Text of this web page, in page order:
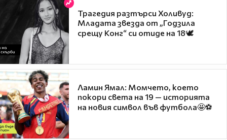
Трагедия разтърси Холивуд:
Младата звезда от „Годзила
срещу Конг“ си отиде на 18🕊️
Ламин Ямал: Момчето, което
покори света на 19 — историята
на новия символ във футбола🤩⚽